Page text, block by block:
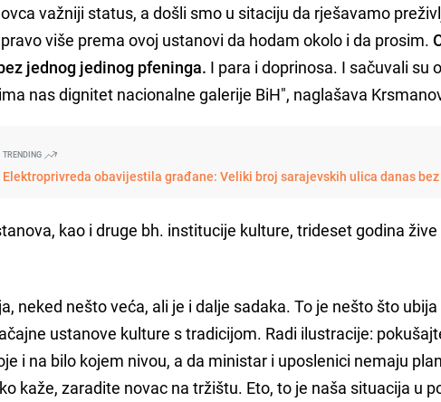
važniji status, a došli smo u sitaciju da rješavamo
više prema ovoj ustanovi da hodam okolo i da prosim.
jednog jedinog pfeninga. I para i doprinosa. I sačuvali su
nas dignitet nacionalne galerije BiH", naglašava
TRENDING
Elektroprivreda obavijestila građane: Veliki broj sarajevskih ulica danas
kao i druge bh. institucije kulture, trideset godina
neked nešto veća, ali je i dalje sadaka. To je nešto što
ustanove kulture s tradicijom. Radi ilustracije:
i na bilo kojem nivou, a da ministar i uposlenici nemaju
kaže, zaradite novac na tržištu. Eto, to je naša situacija u